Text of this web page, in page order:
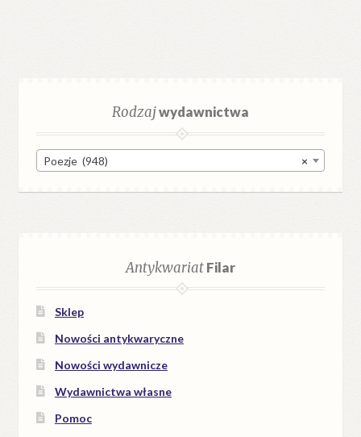
Rodzajwydawnictwa
×
Poezje (948)
AntykwariatFilar
Sklep
Nowości antykwaryczne
Nowości wydawnicze
Wydawnictwa własne
Pomoc